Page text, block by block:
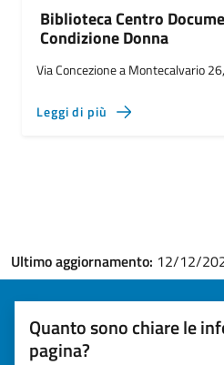
Biblioteca Centro
Condizione Donna
Via Concezione a Montecalvario
Leggi di più
Ultimo aggiornamento: 12/12/
Quanto sono chiare le
pagina?